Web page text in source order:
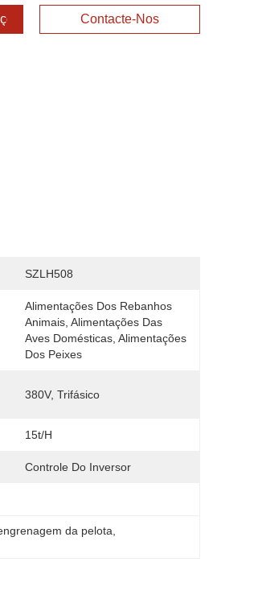
Contacte-Nos
SZLH508
Alimentações Dos Rebanhos
Animais, Alimentações Das
Aves Domésticas, Alimentações
Dos Peixes
380V, Trifásico
15t/h
Controle Do Inversor
da pelota